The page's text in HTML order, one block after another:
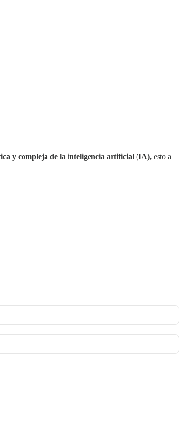
y compleja de la inteligencia artificial (IA), esto a